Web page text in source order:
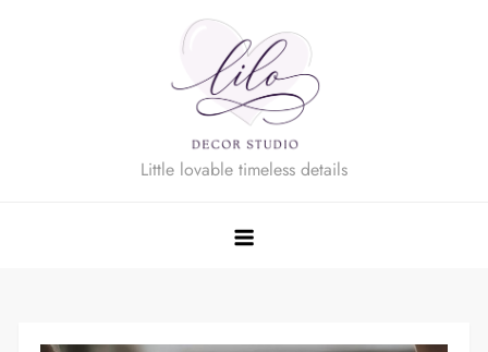
Little lovable timeless details